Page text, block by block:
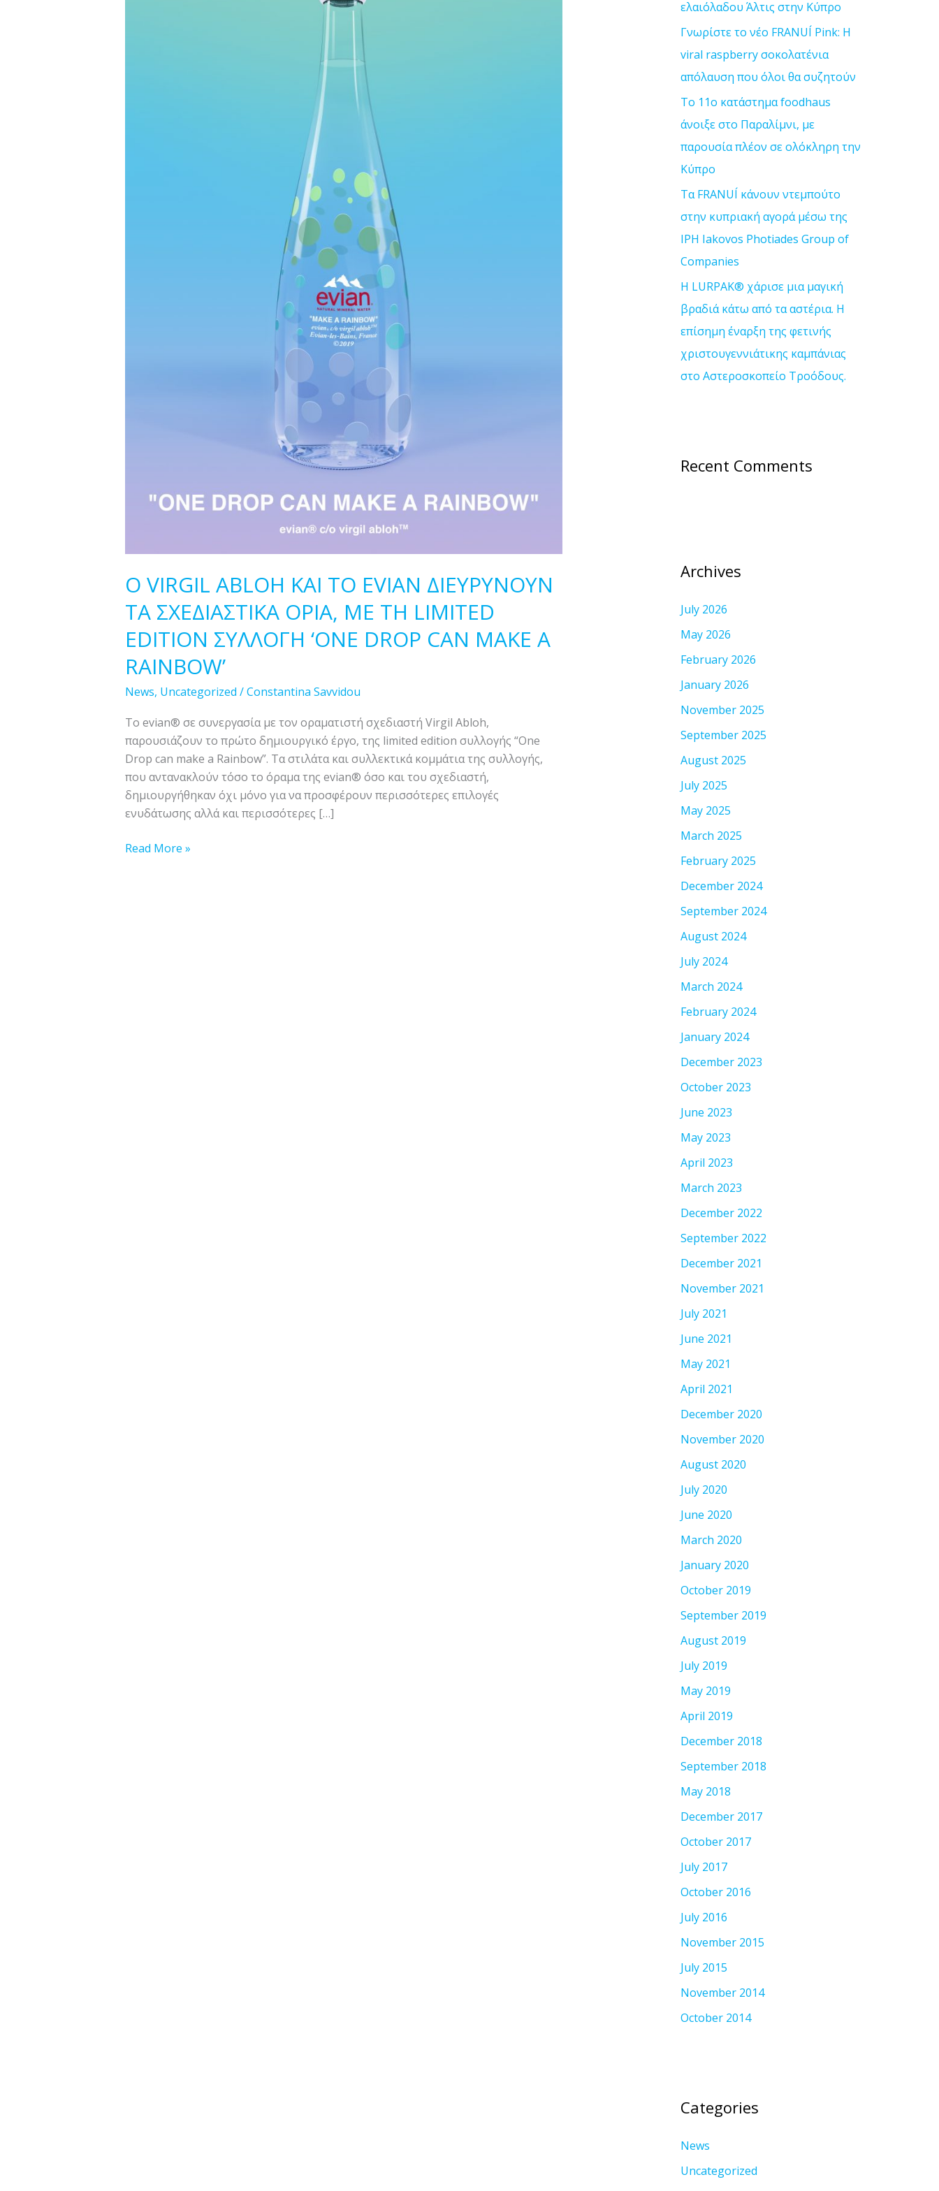
O VIRGIL ABLOH ΚΑΙ ΤΟ EVIAN ΔΙΕΥΡΥΝΟΥΝ
ΤΑ ΣΧΕΔΙΑΣΤΙΚΑ ΟΡΙΑ, ΜΕ ΤΗ LIMITED
EDITION ΣΥΛΛΟΓΗ ‘ONE DROP CAN MAKE A
RAINBOW’
News, Uncategorized /Constantina Savvidou
Το evian® σε συνεργασία με τον οραματιστή σχεδιαστή Virgil Abloh,
παρουσιάζουν το πρώτο δημιουργικό έργο, της limited edition συλλογής “One
Drop can make a Rainbow”. Τα στιλάτα και συλλεκτικά κομμάτια της συλλογής,
που αντανακλούν τόσο το όραμα της evian® όσο και του σχεδιαστή,
δημιουργήθηκαν όχι μόνο για να προσφέρουν περισσότερες επιλογές
ενυδάτωσης αλλά και περισσότερες […]
Read More »
r
:
ελαιόλαδου Άλτις στην Κύπρο
Γνωρίστε το νέο FRANUÍ Pink: Η
viral raspberry σοκολατένια
απόλαυση που όλοι θα συζητούν
Το 11ο κατάστημα foodhaus
άνοιξε στο Παραλίμνι, με
παρουσία πλέον σε ολόκληρη την
Κύπρο
Τα FRANUÍ κάνουν ντεμπούτο
στην κυπριακή αγορά μέσω της
IPH Iakovos Photiades Group of
Companies
Η LURPAK® χάρισε μια μαγική
βραδιά κάτω από τα αστέρια. Η
επίσημη έναρξη της φετινής
χριστουγεννιάτικης καμπάνιας
στο Αστεροσκοπείο Τροόδους.
Recent Comments
Archives
July 2026
May 2026
February 2026
January 2026
November 2025
September 2025
August 2025
July 2025
May 2025
March 2025
February 2025
December 2024
September 2024
August 2024
July 2024
March 2024
February 2024
January 2024
December 2023
October 2023
June 2023
May 2023
April 2023
March 2023
December 2022
September 2022
December 2021
November 2021
July 2021
June 2021
May 2021
April 2021
December 2020
November 2020
August 2020
July 2020
June 2020
March 2020
January 2020
October 2019
September 2019
August 2019
July 2019
May 2019
April 2019
December 2018
September 2018
May 2018
December 2017
October 2017
July 2017
October 2016
July 2016
November 2015
July 2015
November 2014
October 2014
Categories
News
Uncategorized